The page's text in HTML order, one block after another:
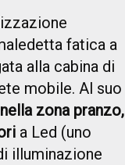
fatica a
alla cabina di
mobile. Al suo
zona pranzo,
a Led (uno
illuminazione